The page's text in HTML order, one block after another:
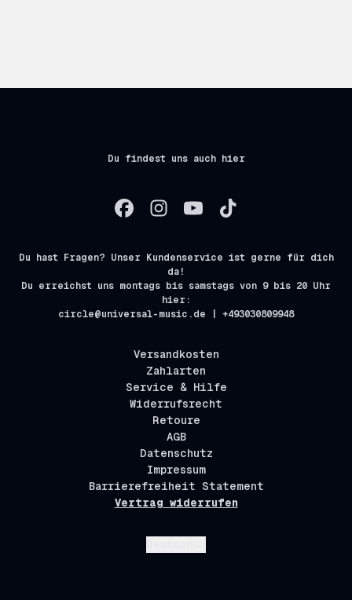
Du findest uns auch hier
Du hast Fragen? Unser Kundenservice ist gerne für dich
da!
Du erreichst uns montags bis samstags von 9 bis 20 Uhr
hier:
circle@universal-music.de | +493030809948
Versandkosten
Zahlarten
Service & Hilfe
Widerrufsrecht
Retoure
AGB
Datenschutz
Impressum
Barrierefreiheit Statement
Vertrag widerrufen